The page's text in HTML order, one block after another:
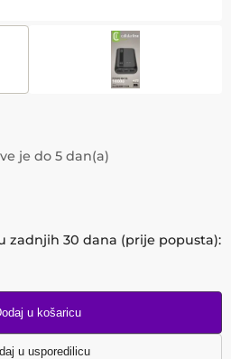
je do 5 dan(a)
zadnjih 30 dana (prije popusta):
u košaricu
u usporedilicu